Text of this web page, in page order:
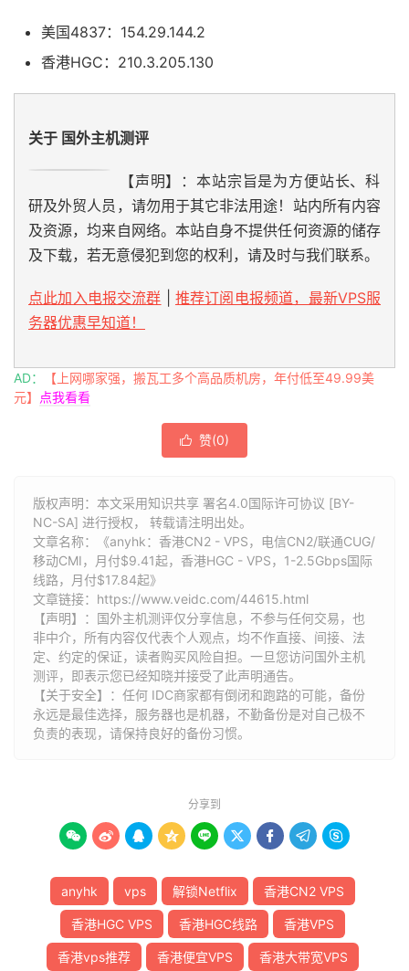
美国4837：154.29.144.2
香港HGC：210.3.205.130
关于 国外主机测评
【声明】：本站宗旨是为方便站长、科
研及外贸人员，请勿用于其它非法用途！站内所有内容
及资源，均来自网络。本站自身不提供任何资源的储存
及下载，若无意侵犯到您的权利，请及时与我们联系。
点此加入电报交流群
推荐订阅电报频道，最新VPS服
务器优惠早知道！
AD：
【上网哪家强，搬瓦工多个高品质机房，年付低至49.99美
元】
点我看看
 赞(0)
版权声明：本文采用知识共享 署名4.0国际许可协议 [BY-
NC-SA] 进行授权， 转载请注明出处。
文章名称：《anyhk：香港CN2 - VPS，电信CN2/联通CUG/
移动CMI，月付$9.41起，香港HGC - VPS，1-2.5Gbps国际
线路，月付$17.84起》
文章链接： https://www.veidc.com/44615.html
【声明】：国外主机测评仅分享信息，不参与任何交易，也
非中介，所有内容仅代表个人观点，均不作直接、间接、法
定、约定的保证，读者购买风险自担。一旦您访问国外主机
测评，即表示您已经知晓并接受了此声明通告。
【关于安全】：任何 IDC商家都有倒闭和跑路的可能，备份
永远是最佳选择，服务器也是机器，不勤备份是对自己极不
负责的表现，请保持良好的备份习惯。
分享到
        
anyhk vps 解锁Netflix 香港CN2 VPS
香港HGC VPS 香港HGC线路 香港VPS
香港vps推荐 香港便宜VPS 香港大带宽VPS